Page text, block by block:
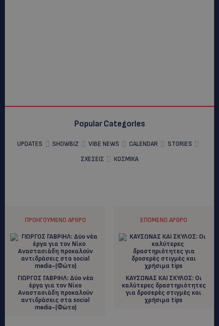
Popular Categories
UPDATES SHOWBIZ VIBE NEWS CALENDAR
STORIES
ΣΧΕΣΕΙΣ
ΚΟΣΜΙΚΑ
ΠΡΟΗΓΟΎΜΕΝΟ ΆΡΘΡΟ
ΓΙΩΡΓΟΣ ΓΑΒΡΙΗΛ: Δύο νέα
έργα για τον Νίκο
Αναστασιάδη προκαλούν
αντιδράσεις στα social
media-(Φώτο)
ΕΠΌΜΕΝΟ ΆΡΘΡΟ
ΚΑΥΣΩΝΑΣ ΚΑΙ ΣΚΥΛΟΣ: Οι
καλύτερες δραστηριότητες
για δροσερές στιγμές και
χρήσιμα tips